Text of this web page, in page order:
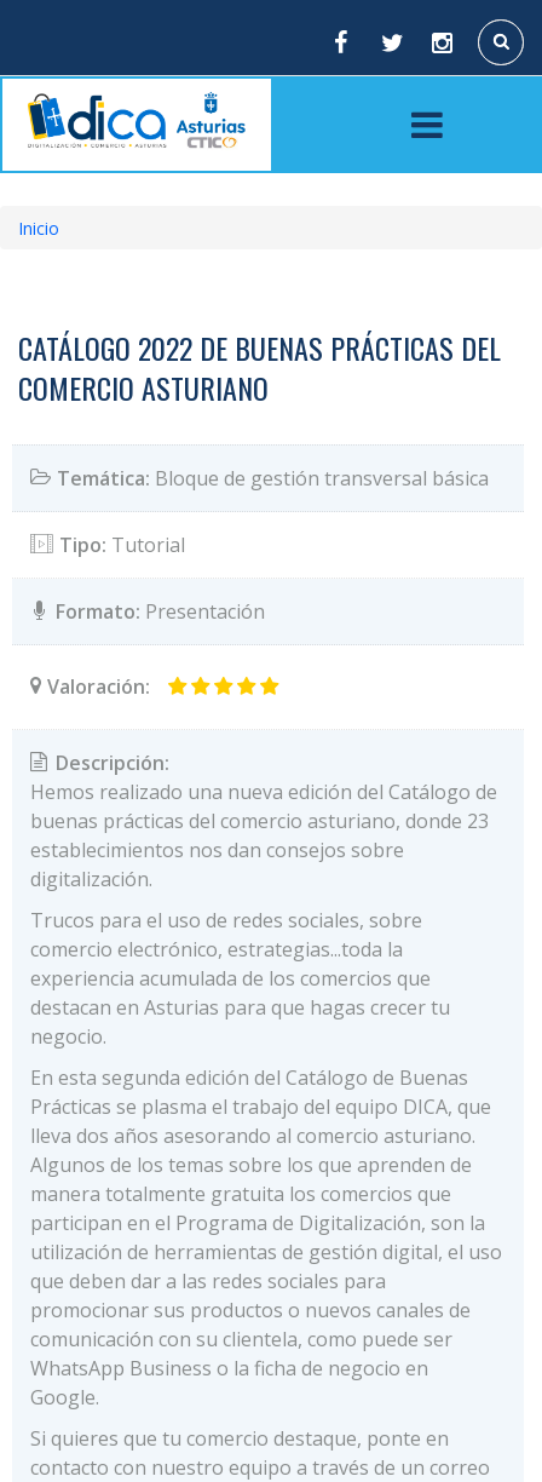
principal
Buscar
de
ayuda
a
la
navegación
Inicio
CATÁLOGO 2022 DE BUENAS PRÁCTICAS DEL
COMERCIO ASTURIANO
Temática: Bloque de gestión transversal básica
Tipo: Tutorial
Formato: Presentación
Valoración:
Descripción:
Hemos realizado una nueva edición del Catálogo de
buenas prácticas del comercio asturiano, donde 23
establecimientos nos dan consejos sobre
digitalización.
Trucos para el uso de redes sociales, sobre
comercio electrónico, estrategias...toda la
experiencia acumulada de los comercios que
destacan en Asturias para que hagas crecer tu
negocio.
En esta segunda edición del Catálogo de Buenas
Prácticas se plasma el trabajo del equipo DICA, que
lleva dos años asesorando al comercio asturiano.
Algunos de los temas sobre los que aprenden de
manera totalmente gratuita los comercios que
participan en el Programa de Digitalización, son la
utilización de herramientas de gestión digital, el uso
que deben dar a las redes sociales para
promocionar sus productos o nuevos canales de
comunicación con su clientela, como puede ser
WhatsApp Business o la ficha de negocio en
Google.
Si quieres que tu comercio destaque, ponte en
contacto con nuestro equipo a través de un correo